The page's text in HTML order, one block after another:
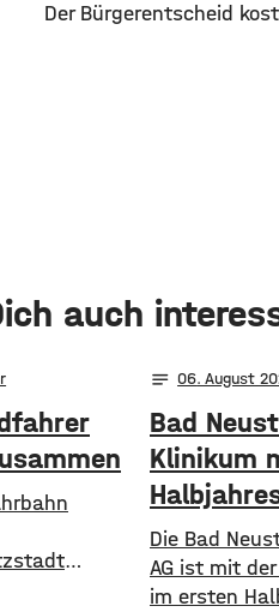
Der Bürgerentscheid
auch
notes 06. August
Bad
Klinikum
Die Bad
AG ist mit
im ersten